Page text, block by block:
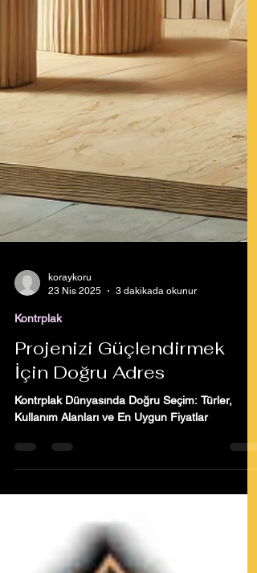
23 Nis 2025
Kontrplak
Projenizi Güçlendirmek
İçin Doğru Adres
Kullanım Alanları ve En Uygun Fiyatlar